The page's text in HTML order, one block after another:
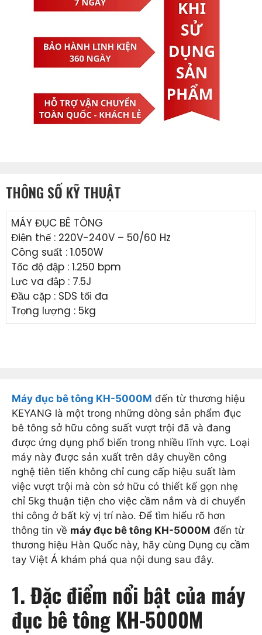
THÔNG SỐ KỸ THUẬT
MÁY ĐỤC BÊ TÔNG
Điện thế : 220V-240V – 50/60 Hz
Công suất : 1.050W
Tốc độ đập : 1.250 bpm
Lực va đập : 7.5J
Đầu cặp : SDS tối đa
Trọng lượng : 5kg
Máy đục bê tông KH-5000M đến từ thương hiệu
KEYANG là một trong những dòng sản phẩm đục
bê tông sở hữu công suất vượt trội đã và đang
được ứng dụng phổ biến trong nhiều lĩnh vực. Loại
máy này được sản xuất trên dây chuyền công
nghệ tiên tiến không chỉ cung cấp hiệu suất làm
việc vượt trội mà còn sở hữu có thiết kế gọn nhẹ
chỉ 5kg thuận tiện cho việc cầm nắm và di chuyển
thi công ở bất kỳ vị trí nào. Để tìm hiểu rõ hơn
thông tin về máy đục bê tông KH-5000M đến từ
thương hiệu Hàn Quốc này, hãy cùng Dụng cụ cầm
tay Việt Á khám phá qua nội dung sau đây.
1. Đặc điểm nổi bật của máy
đục bê tông KH-5000M